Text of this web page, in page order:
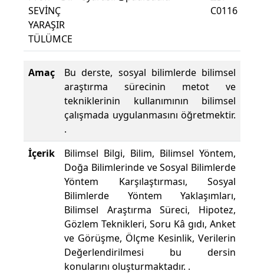
SEVİNÇ
YARAŞIR
TÜLÜMCE
C0116
Amaç
Bu derste, sosyal bilimlerde bilimsel
araştırma sürecinin metot ve
tekniklerinin kullanımının bilimsel
çalışmada uygulanmasını öğretmektir.
.
İçerik
Bilimsel Bilgi, Bilim, Bilimsel Yöntem,
Doğa Bilimlerinde ve Sosyal Bilimlerde
Yöntem Karşılaştırması, Sosyal
Bilimlerde Yöntem Yaklaşımları,
Bilimsel Araştırma Süreci, Hipotez,
Gözlem Teknikleri, Soru Kâ gıdı, Anket
ve Görüşme, Ölçme Kesinlik, Verilerin
Değerlendirilmesi bu dersin
konularını oluşturmaktadır. .